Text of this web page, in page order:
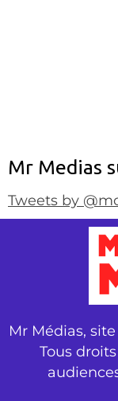
Mr Medias
Tweets by
Mr Médias,
Tous